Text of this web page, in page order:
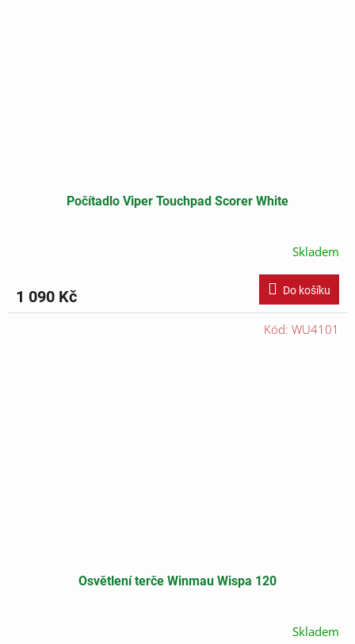
Počítadlo Viper Touchpad Scorer White
Skladem
1 090 Kč Do košíku
Osvětlení terče Winmau Wispa 120
Skladem
Kód: WU4101